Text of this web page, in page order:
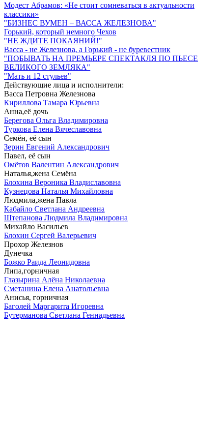
Модест Абрамов: «Не стоит сомневаться в актуальности
классики»
"БИЗНЕС ВУМЕН – ВАССА ЖЕЛЕЗНОВА"
Горький, который немного Чехов
"НЕ ЖДИТЕ ПОКАЯНИЙ!"
Васса - не Железнова, а Горький - не буревестник
"ПОБЫВАТЬ НА ПРЕМЬЕРЕ СПЕКТАКЛЯ ПО ПЬЕСЕ
ВЕЛИКОГО ЗЕМЛЯКА"
"Мать и 12 стульев"
Действующие лица и исполнители:
Васса Петровна Железнова
Кириллова Тамара Юрьевна
Анна,её дочь
Берегова Ольга Владимировна
Туркова Елена Вячеславовна
Семён, её сын
Зерин Евгений Александрович
Павел, её сын
Омётов Валентин Александрович
Наталья,жена Семёна
Блохина Вероника Владиславовна
Кузнецова Наталья Михайловна
Людмила,жена Павла
Кабайло Светлана Андреевна
Штепанова Людмила Владимировна
Михайло Васильев
Блохин Сергей Валерьевич
Прохор Железнов
Дунечка
Божко Раида Леонидовна
Липа,горничная
Глазырина Алёна Николаевна
Сметанина Елена Анатольевна
Анисья, горничная
Баголей Маргарита Игоревна
Бутерманова Светлана Геннадьевна